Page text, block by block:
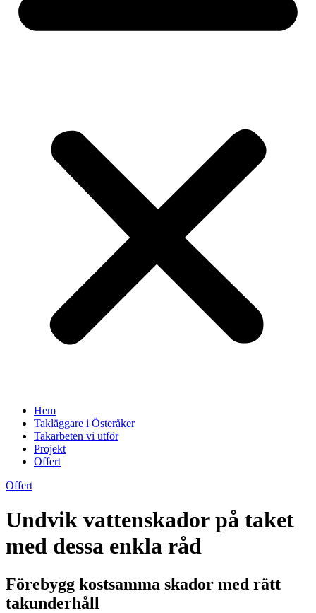
Hem
Takläggare i Österåker
Takarbeten vi utför
Projekt
Offert
Offert
Undvik vattenskador på taket
med dessa enkla råd
Förebygg kostsamma skador med rätt
takunderhåll